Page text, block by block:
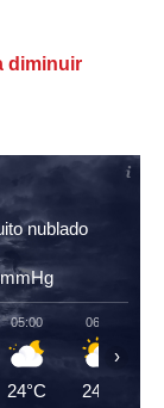
diminuir
nublado
mmHg
05:00
24°C
06:00
24°C
›